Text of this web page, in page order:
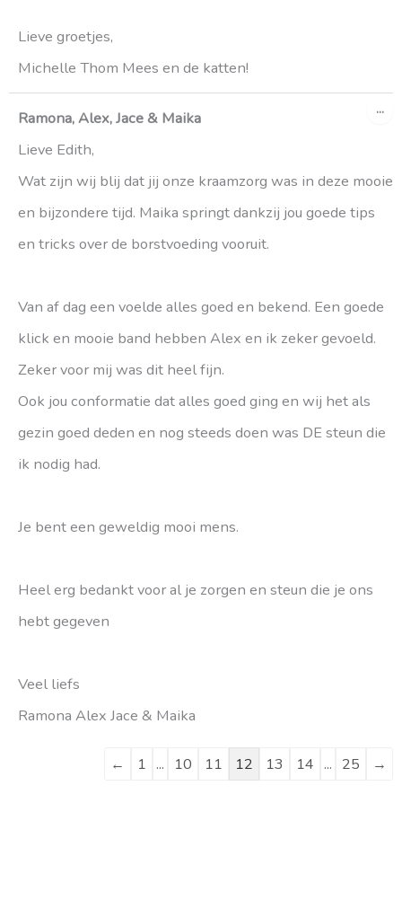
Lieve groetjes,
Michelle Thom Mees en de katten!
Ramona, Alex, Jace & Maika
Lieve Edith,
Wat zijn wij blij dat jij onze kraamzorg was in deze mooie
en bijzondere tijd. Maika springt dankzij jou goede tips
en tricks over de borstvoeding vooruit.
Van af dag een voelde alles goed en bekend. Een goede
klick en mooie band hebben Alex en ik zeker gevoeld.
Zeker voor mij was dit heel fijn.
Ook jou conformatie dat alles goed ging en wij het als
gezin goed deden en nog steeds doen was DE steun die
ik nodig had.
Je bent een geweldig mooi mens.
Heel erg bedankt voor al je zorgen en steun die je ons
hebt gegeven
Veel liefs
Ramona Alex Jace & Maika
...
← 1 ... 10 11 12 13 14 ... 25 →